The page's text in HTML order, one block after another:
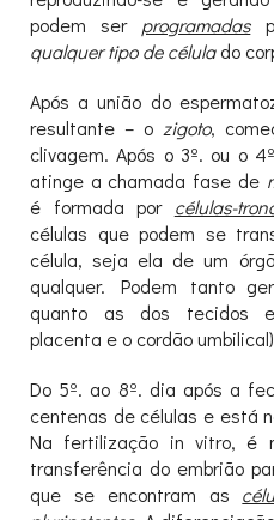
podem ser programadas
qualquer tipo de célulado
Após a união do
resultante – o zigoto,
clivagem. Após o 3º. ou o
atinge a chamada fase de
é formada por células-
células que podem se
célula, seja ela de um
qualquer. Podem tanto
quanto as dos tecidos
placenta e o cordão
Do 5º. ao 8º. dia após a
centenas de células e está
Na fertilização in vitro,
transferência do embrião
que se encontram as